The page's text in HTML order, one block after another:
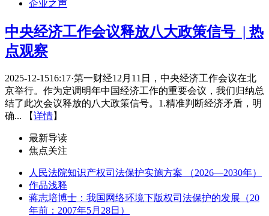
企业之声
中央经济工作会议释放八大政策信号 ​ | 热
点观察
2025-12-1516:17·第一财经12月11日，中央经济工作会议在北
京举行。作为定调明年中国经济工作的重要会议，我们归纳总
结了此次会议释放的八大政策信号。1.精准判断经济矛盾，明
确... 【详情】
最新导读
焦点关注
人民法院知识产权司法保护实施方案 （2026—2030年）
作品浅释
蒋志培博士：我国网络环境下版权司法保护的发展（20
年前：2007年5月28日）